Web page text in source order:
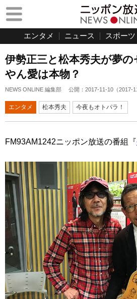
エンタメ ニュース スポーツ
伊勢正三と松本秀夫が夢
やん愛は本物？
NEWS ONLINE 編集部 公開： 2017-11-10 （2017-
エンタメ 松本秀夫 今夜もオトパラ！
FM93AM1242ニッポン放送の番組『